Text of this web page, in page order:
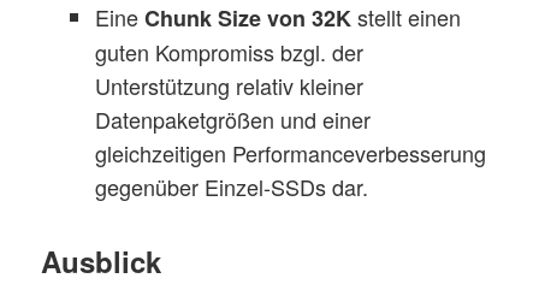
EineChunk Size von 32Kstellt einen
guten Kompromiss bzgl. der
Unterstützung relativ kleiner
Datenpaketgrößen und einer
gleichzeitigen Performanceverbesserung
gegenüber Einzel-SSDs dar.
Ausblick